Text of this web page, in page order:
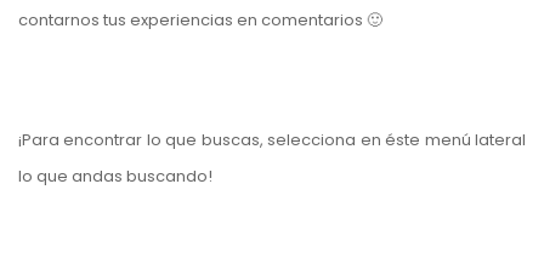
contarnos tus experiencias en comentarios 🙂
¡Para encontrar lo que buscas, selecciona en éste menú lateral
lo que andas buscando!